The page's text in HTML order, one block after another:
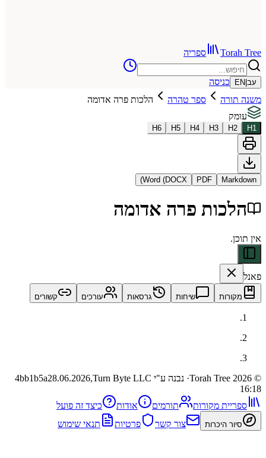
ספריה
כניסה
ספר טהרה
הלכות פרה אדומה
H3
H4
H5
H6
PDF
Word (DOCX)
פרה אדומה
שיחות גרסאות עורכים קשורים
· נבנה ע"י Turn Byte LLC 4bb1b5a28.06.2026,
מקורות תורמים אודות כיצד זה פועל
היכרות צור קשר פרטיות תנאי שימוש